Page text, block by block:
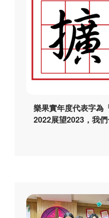
樂果實年度代表字為
2022展望2023，我們